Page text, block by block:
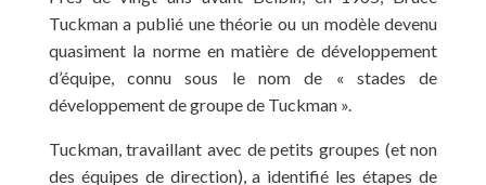
Tuckman a publié une théorie ou un modèle devenu
quasiment la norme en matière de développement
d’équipe, connu sous le nom de « stades de
développement de groupe de Tuckman ».
Tuckman, travaillant avec de petits groupes (et non
des équipes de direction), a identifié les étapes de